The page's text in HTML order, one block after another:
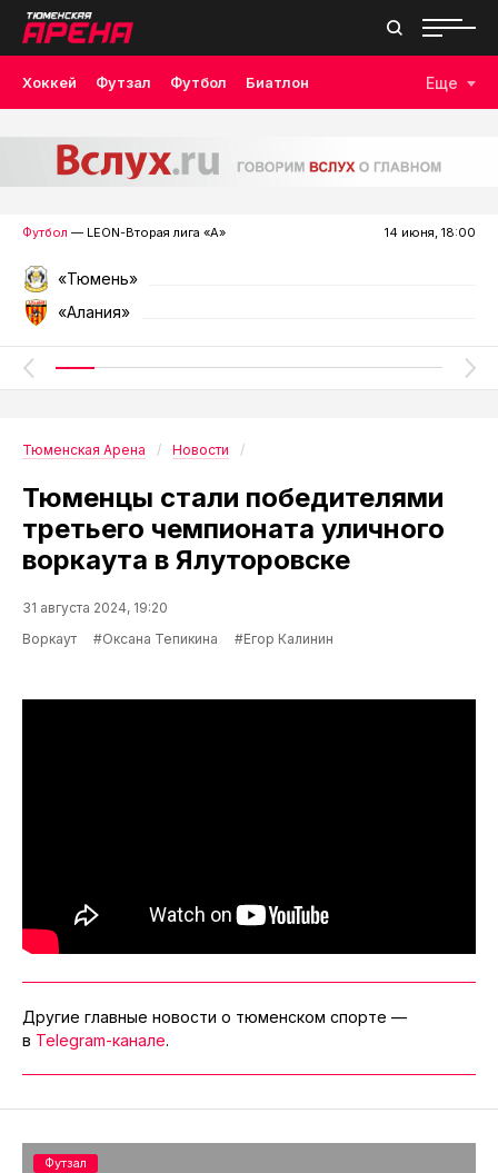
Хоккей Футзал Футбол Биатлон Еще
Футбол — LEON-Вторая лига «А» 14 июня, 18:00
«Тюмень»
«Алания»
Тюменская Арена Новости
Тюменцы стали победителями
третьего чемпионата уличного
воркаута в Ялуторовске
31 августа 2024, 19:20
Воркаут
#Оксана Тепикина #Егор Калинин
Другие главные новости о тюменском спорте —
в Telegram-канале.
Футзал